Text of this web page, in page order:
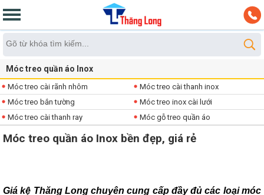
Móc treo quần áo Inox
Móc treo cài rãnh nhôm
Móc treo cài thanh inox
Móc treo bắn tường
Móc treo inox cài lưới
Móc treo cài thanh ray
Móc gỗ treo quần áo
Móc treo quần áo Inox bền đẹp, giá rẻ
Giá kệ Thăng Long chuyên cung cấp đầy đủ các loại móc